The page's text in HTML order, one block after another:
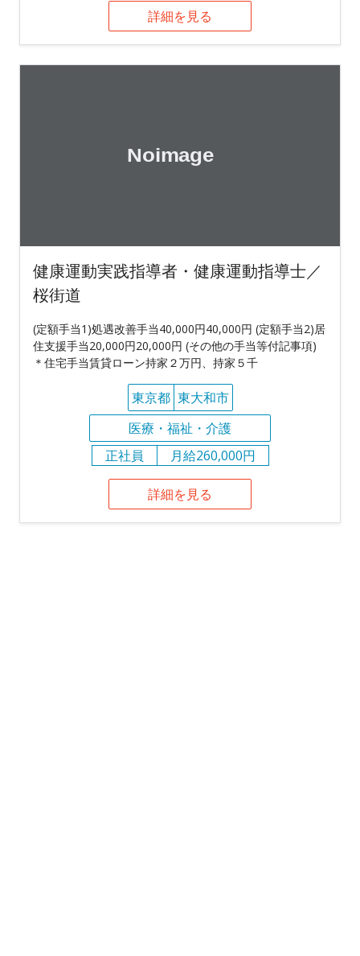
詳細を見る
健康運動実践指導者・健康運動指導士／
桜街道
(定額手当1)処遇改善手当40,000円40,000円 (定額手当2)居
住支援手当20,000円20,000円 (その他の手当等付記事項)
＊住宅手当賃貸ローン持家２万円、持家５千
東京都 東大和市
医療・福祉・介護
正社員
月給260,000円
詳細を見る